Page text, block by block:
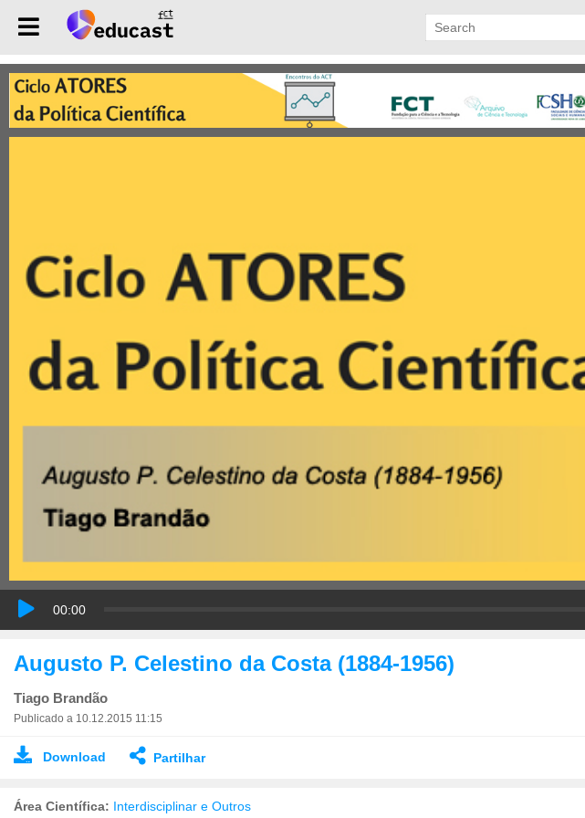
00:00
Augusto P. Celestino da Costa (1884-1956)
Tiago Brandão
Publicado a 10.12.2015 11:15
Download Partilhar
Área Científica: Interdisciplinar e Outros